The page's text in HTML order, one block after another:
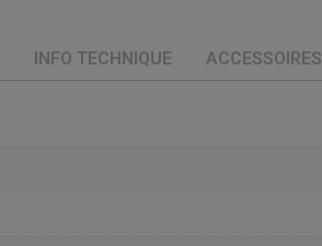
INFO TECHNIQUE ACCESSOIRES